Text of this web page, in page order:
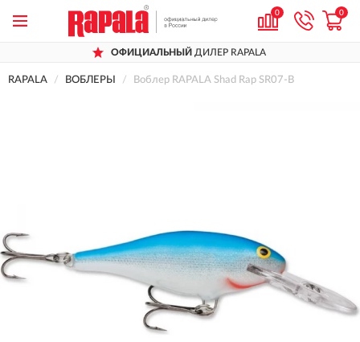
0 0
ОФИЦИАЛЬНЫЙ ДИЛЕР RAPALA
RAPALA ВОБЛЕРЫ Воблер RAPALA Shad Rap SR07-B